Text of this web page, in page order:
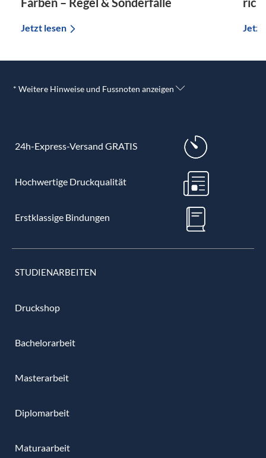
Jetzt lesen
* Weitere Hinweise und Fussnoten anzeigen
24h-Express-Versand GRATIS
Hochwertige Druckqualität
Erstklassige Bindungen
STUDIENARBEITEN
Druckshop
Bachelorarbeit
Masterarbeit
Diplomarbeit
Maturaarbeit